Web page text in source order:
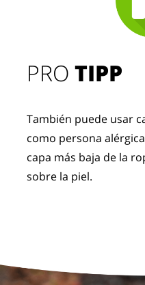
PROTIPP
También puede usar
como persona
capa más baja de la
sobre la piel.